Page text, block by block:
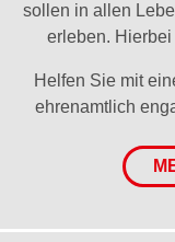
sollen in allen
erleben.
Helfen Sie mit
ehrenamtlich